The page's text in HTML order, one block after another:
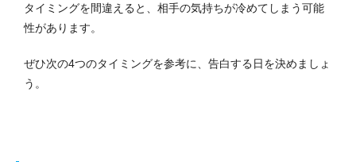
タイミングを間違えると、相手の気持ちが冷めてしまう可能
性があります。
ぜひ次の4つのタイミングを参考に、告白する日を決めましょ
う。